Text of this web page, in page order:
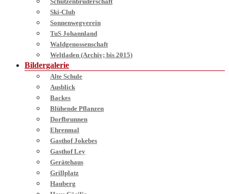
Ski-Club
Sonnenwegverein
TuS Johannland
Waldgenossenschaft
Weltladen (Archiv; bis 2015)
Bildergalerie
Alte Schule
Ausblick
Backes
Blühende Pflanzen
Dorfbrunnen
Ehrenmal
Gasthof Jokebes
Gasthof Ley
Gerätehaus
Grillplatz
Hauberg